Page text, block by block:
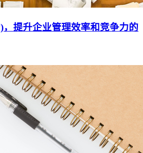
，提升企业管理效率和竞争力的